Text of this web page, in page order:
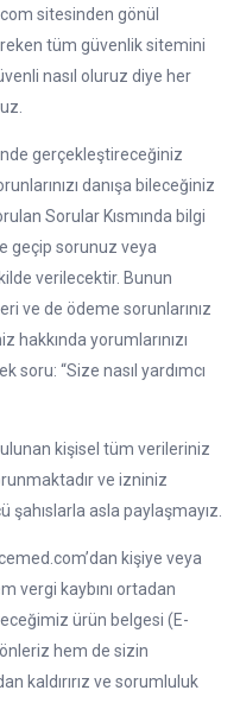
sitesinden gönül
tüm güvenlik sitemini
nasıl oluruz diye her
gerçekleştireceğiniz
danışa bileceğiniz
Sorular Kısmında bilgi
geçip sorunuz veya
verilecektir. Bunun
ve de ödeme sorunlarınız
yorumlarınızı
soru: “Size nasıl yardımcı
kişisel tüm verileriniz
ve izniniz
şahıslarla asla paylaşmayız.
kişiye veya
vergi kaybını ortadan
ürün belgesi (E-
hem de sizin
kaldırırız ve sorumluluk